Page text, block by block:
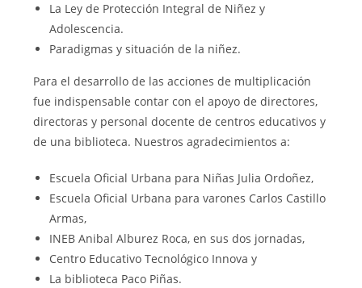
La Ley de Protección Integral de Niñez y
Adolescencia.
Paradigmas y situación de la niñez.
Para el desarrollo de las acciones de multiplicación
fue indispensable contar con el apoyo de directores,
directoras y personal docente de centros educativos y
de una biblioteca. Nuestros agradecimientos a:
Escuela Oficial Urbana para Niñas Julia Ordoñez,
Escuela Oficial Urbana para varones Carlos Castillo
Armas,
INEB Anibal Alburez Roca, en sus dos jornadas,
Centro Educativo Tecnológico Innova y
La biblioteca Paco Piñas.